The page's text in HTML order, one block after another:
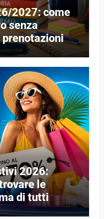
2027: come
senza
e
2026:
le
di tutti